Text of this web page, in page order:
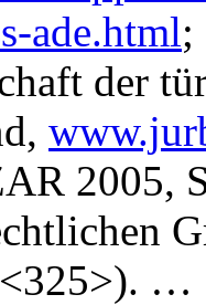
ade.html;
der
2005,
…